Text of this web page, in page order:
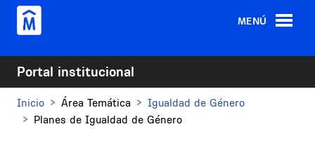
Pasar al contenido principal
MENÚ
Portal institucional
Inicio Área Temática
Igualdad de Género
Planes de Igualdad de Género